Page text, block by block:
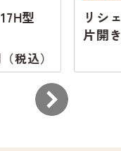
型
税込）
リシ
片開